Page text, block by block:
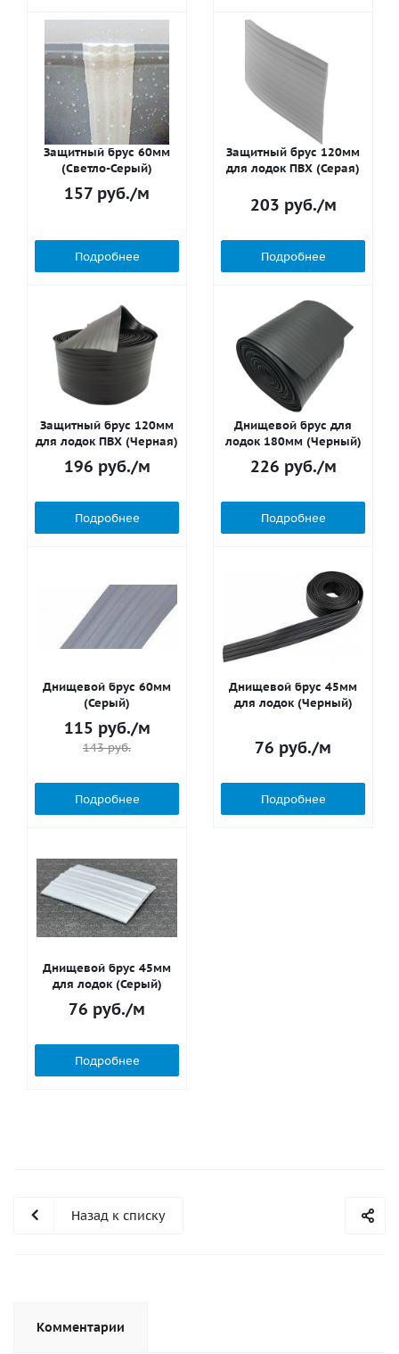
Защитный брус 60мм
(Светло-Серый)
157 руб./м
Подробнее
Защитный брус 120мм
для лодок ПВХ (Серая)
203 руб./м
Подробнее
Защитный брус 120мм
для лодок ПВХ (Черная)
196 руб./м
Подробнее
Днищевой брус для
лодок 180мм (Черный)
226 руб./м
Подробнее
Днищевой брус 60мм
(Серый)
115 руб./м
143руб.
Подробнее
Днищевой брус 45мм
для лодок (Черный)
76 руб./м
Подробнее
Днищевой брус 45мм
для лодок (Серый)
76 руб./м
Подробнее
Назад к списку
Комментарии